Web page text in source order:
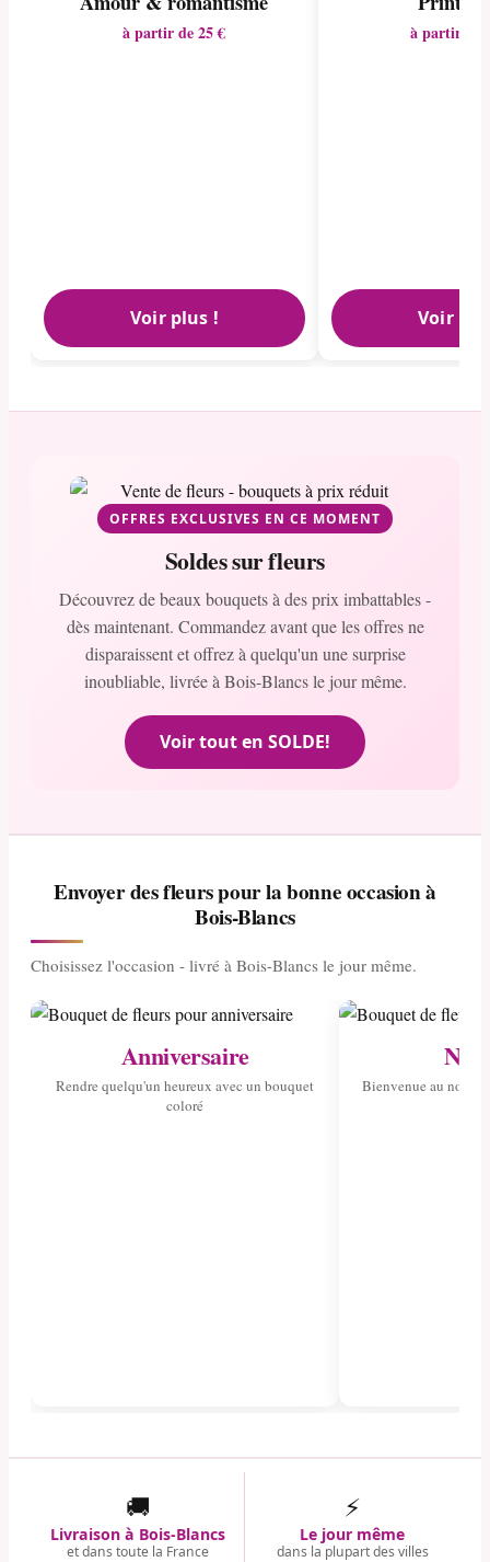
à partir de 25 €
Voir plus !
à partir de
Voir
OFFRES EXCLUSIVES EN CE MOMENT
Soldes sur fleurs
Découvrez de beaux bouquets à des prix imbattables -
dès maintenant. Commandez avant que les offres ne
disparaissent et offrez à quelqu'un une surprise
inoubliable, livrée à Bois-Blancs le jour même.
Voir tout en SOLDE!
Envoyer des fleurs pour la bonne occasion à
Bois-Blancs
Choisissez l'occasion - livré à Bois-Blancs le jour même.
Anniversaire
Rendre quelqu'un heureux avec un bouquet
coloré
Bienvenue au
🚚
Livraison à Bois-Blancs
et dans toute la France
⚡
Le jour même
dans la plupart des villes